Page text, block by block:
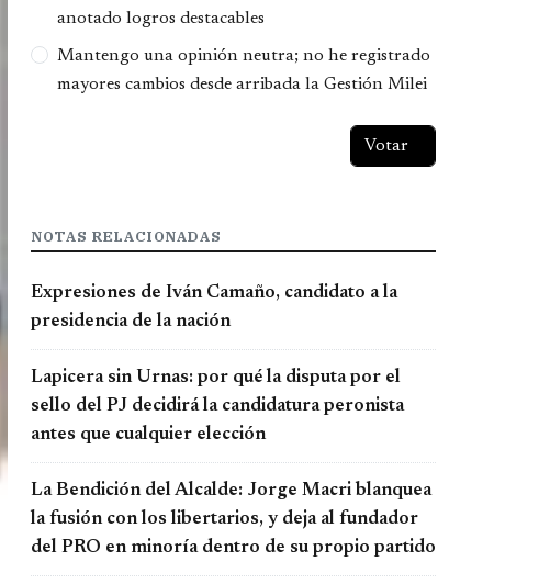
anotado logros destacables
Mantengo una opinión neutra; no he registrado
mayores cambios desde arribada la Gestión Milei
NOTAS RELACIONADAS
Expresiones de Iván Camaño, candidato a la
presidencia de la nación
Lapicera sin Urnas: por qué la disputa por el
sello del PJ decidirá la candidatura peronista
antes que cualquier elección
La Bendición del Alcalde: Jorge Macri blanquea
la fusión con los libertarios, y deja al fundador
del PRO en minoría dentro de su propio partido